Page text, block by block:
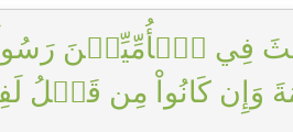
فِي ٱلۡأُمِّيِّـۧنَ
كَانُواْ مِن قَبۡلُ